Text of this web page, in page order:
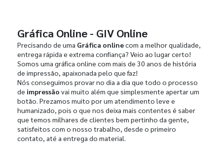
Gráfica Online - GIV Online
Precisando de uma Gráfica onlinecom a melhor qualidade,
entrega rápida e extrema confiança? Veio ao lugar certo!
Somos uma gráfica online com mais de 30 anos de história
de impressão, apaixonada pelo que faz!
Nós conseguimos provar no dia a dia que todo o processo
de impressão vai muito além que simplesmente apertar um
botão. Prezamos muito por um atendimento leve e
humanizado, pois o que nos deixa mais contentes é saber
que temos milhares de clientes bem pertinho da gente,
satisfeitos com o nosso trabalho, desde o primeiro
contato, até a entrega do material.